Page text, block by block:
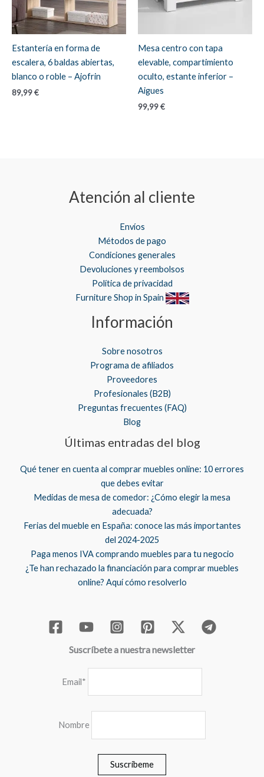
Estantería en forma de
escalera, 6 baldas abiertas,
blanco o roble – Ajofrin
89,99€
Mesa centro con tapa
elevable, compartimiento
oculto, estante inferior –
Aigues
99,99€
Atención al cliente
Envíos
Métodos de pago
Condiciones generales
Devoluciones y reembolsos
Política de privacidad
Furniture Shop in Spain
Información
Sobre nosotros
Programa de afiliados
Proveedores
Profesionales (B2B)
Preguntas frecuentes (FAQ)
Blog
Últimas entradas del blog
Qué tener en cuenta al comprar muebles online: 10 errores
que debes evitar
Medidas de mesa de comedor: ¿Cómo elegir la mesa
adecuada?
Ferias del mueble en España: conoce las más importantes
del 2024-2025
Paga menos IVA comprando muebles para tu negocio
¿Te han rechazado la financiación para comprar muebles
online? Aquí cómo resolverlo
Suscríbete a nuestra newsletter
Email*
Nombre